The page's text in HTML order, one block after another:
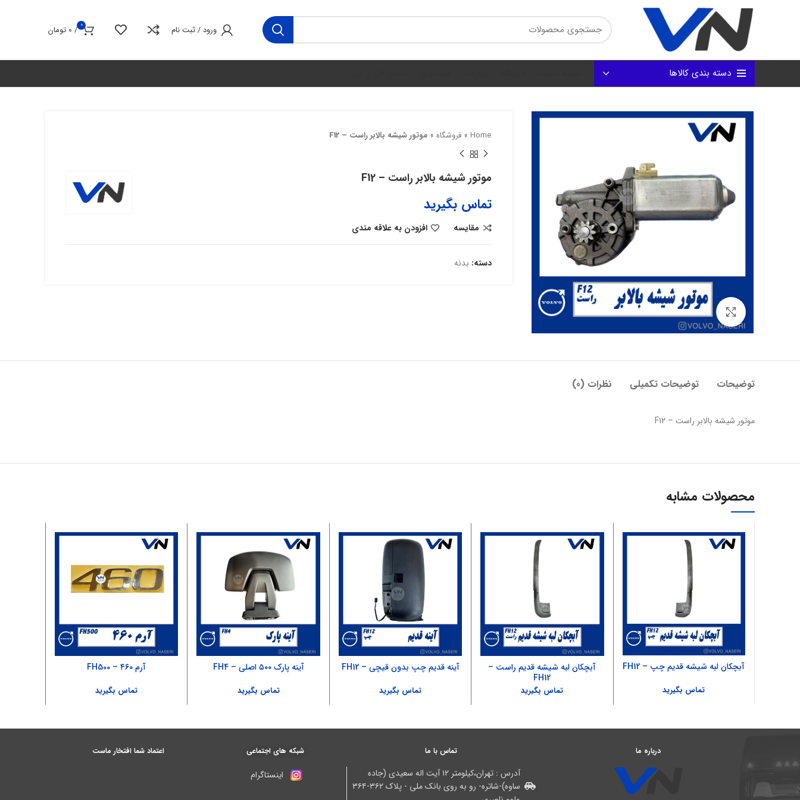
ورود / ثبت نام 0
/
0 تومان
دسته بندی کالاها
بزرگنمایی تصویر
Home
»فروشگاه »موتور شیشه بالابر راست – F12
موتور شیشه بالابر راست – F12
تماس بگیرید
مقایسه افزودن به علاقه مندی
دسته: بدنه
توضیحات توضیحات تکمیلی نظرات (0)
موتور شیشه بالابر راست – F12
محصولات مشابه
آبچکان لبه شیشه قدیم چپ – FH12
تماس بگیرید
آبچکان لبه شیشه قدیم راست –
FH12
تماس بگیرید
آینه قدیم چپ بدون قیچی – FH12
تماس بگیرید
آینه پارک ۵۰۰ اصلی – FH4
تماس بگیرید
آرم ۴۶۰ – FH500
تماس بگیرید
درباره ما تماس با ما
آدرس : تهران،کیلومتر ۱۲ آیت اله سعیدی (جاده
ساوه)-شاتره- رو به روی بانک ملی - پلاک ۳۶۲-۳۶۴
شبکه های اجتماعی
اینستاگرام
اعتماد شما افتخار ماست